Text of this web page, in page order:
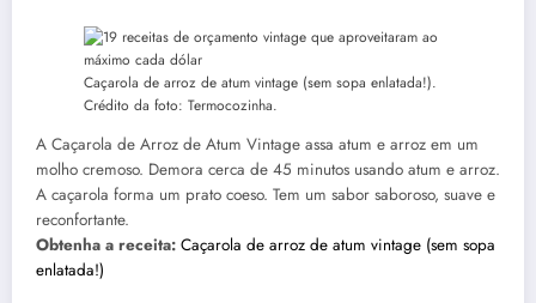
Caçarola de arroz de atum vintage (sem sopa enlatada!).
Crédito da foto: Termocozinha.
A Caçarola de Arroz de Atum Vintage assa atum e arroz em um
molho cremoso. Demora cerca de 45 minutos usando atum e arroz.
A caçarola forma um prato coeso. Tem um sabor saboroso, suave e
reconfortante.
Obtenha a receita: Caçarola de arroz de atum vintage (sem sopa
enlatada!)